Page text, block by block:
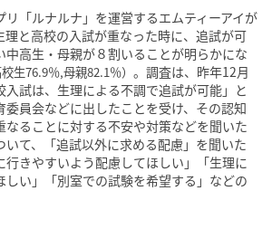
リ「ルナルナ」を運営するエムティーアイが
理と高校の入試が重なった時に、追試が可
中高生・母親が８割いることが明らかにな
生76.9％,母親82.1％） 。調査は、昨年12月
入試は、生理による不調で追試が可能」と
委員会などに出したことを受け、その認知
なることに対する不安や対策などを聞いた
いて、「追試以外に求める配慮」を聞いた
行きやすいよう配慮してほしい」「生理に
しい」「別室での試験を希望する」などの